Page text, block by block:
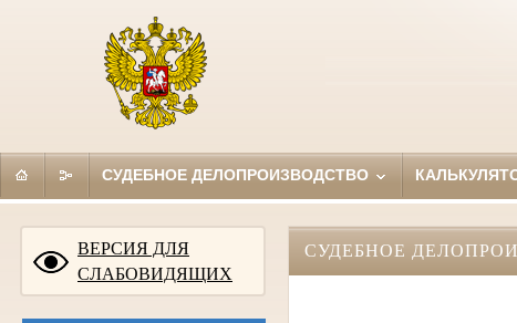
СУДЕБНОЕ ДЕЛОПРОИЗВОДСТВО
ВЕРСИЯ ДЛЯ
СЛАБОВИДЯЩИХ
СУДЕБНОЕ